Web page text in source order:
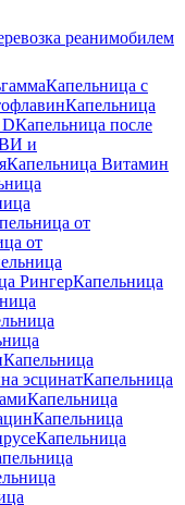
реанимобилем
Капельница с
Капельница
Капельница после
и
Капельница Витамин
от
от
РингерКапельница
Капельница
эсцинатКапельница
Капельница
Капельница
Капельница